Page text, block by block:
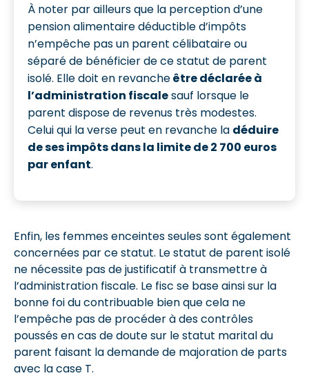
À noter par ailleurs que la perception d’une
pension alimentaire déductible d’impôts
n’empêche pas un parent célibataire ou
séparé de bénéficier de ce statut de parent
isolé. Elle doit en revancheêtre déclarée à
l’administration fiscalesauf lorsque le
parent dispose de revenus très modestes.
Celui qui la verse peut en revanche la déduire
de ses impôts dans la limite de 2 700 euros
par enfant.
Enfin, les femmes enceintes seules sont également
concernées par ce statut. Le statut de parent isolé
ne nécessite pas de justificatif à transmettre à
l’administration fiscale. Le fisc se base ainsi sur la
bonne foi du contribuable bien que cela ne
l’empêche pas de procéder à des contrôles
poussés en cas de doute sur le statut marital du
parent faisant la demande de majoration de parts
avec la case T.